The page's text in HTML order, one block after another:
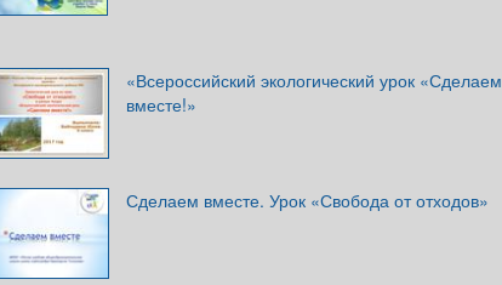
«Всероссийский экологический урок «Сделаем
вместе!»
Сделаем вместе. Урок «Свобода от отходов»